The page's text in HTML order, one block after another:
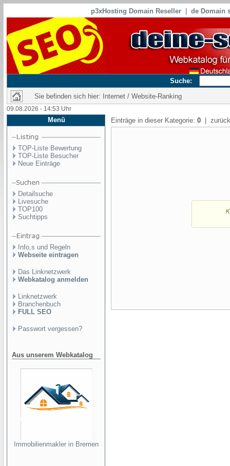
p3xHosting Domain Reseller de Domain
Suche:
Sie befinden sich hier: Internet / Website-Ranking
09.08.2026 - 14:53 Uhr
Menü
TOP-Liste Bewertung
TOP-Liste Besucher
Neue Einträge
Detailsuche
Livesuche
TOP100
Suchtipps
Info,s und Regeln
Webseite eintragen
Das Linknetzwerk
Webkatalog anmelden
Linknetzwerk
Branchenbuch
FULL SEO
Passwort vergessen?
Aus unserem Webkatalog
Immobilienmakler in Bremen
Einträge in dieser Kategorie: 0 |